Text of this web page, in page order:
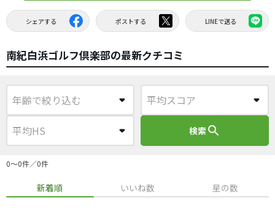
シェアする ポストする LINEで送る
南紀白浜ゴルフ倶楽部の最新クチコミ
検索search
0〜0件／0件
新着順 いいね数 星の数